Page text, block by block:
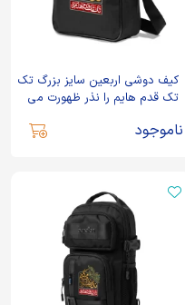
کیف دوشی اربعین سایز بزرگ تک
تک قدم هایم را نذر ظهورت می
ناموجود